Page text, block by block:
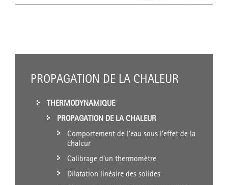
PROPAGATION DE LA CHALEUR
THERMODYNAMIQUE
PROPAGATION DE LA CHALEUR
Comportement de l'eau sous l'effet de la
chaleur
Calibrage d'un thermomètre
Dilatation linéaire des solides